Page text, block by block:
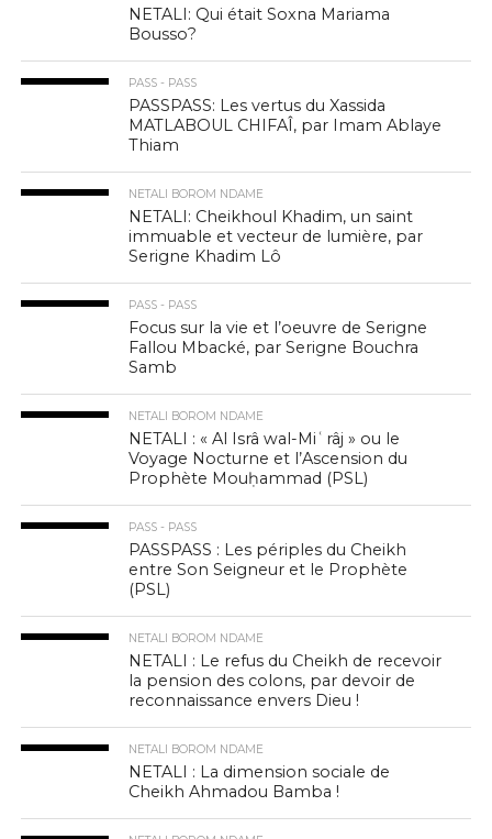
NETALI: Qui était Soxna Mariama
Bousso?
PASS - PASS
PASSPASS: Les vertus du Xassida
MATLABOUL CHIFAÎ, par Imam Ablaye
Thiam
NETALI BOROM NDAME
NETALI: Cheikhoul Khadim, un saint
immuable et vecteur de lumière, par
Serigne Khadim Lô
PASS - PASS
Focus sur la vie et l’oeuvre de Serigne
Fallou Mbacké, par Serigne Bouchra
Samb
NETALI BOROM NDAME
NETALI : « Al Isrâ wal-Miʿrâj » ou le
Voyage Nocturne et l’Ascension du
Prophète Mouḥammad (PSL)
PASS - PASS
PASSPASS : Les périples du Cheikh
entre Son Seigneur et le Prophète
(PSL)
NETALI BOROM NDAME
NETALI : Le refus du Cheikh de recevoir
la pension des colons, par devoir de
reconnaissance envers Dieu !
NETALI BOROM NDAME
NETALI : La dimension sociale de
Cheikh Ahmadou Bamba !